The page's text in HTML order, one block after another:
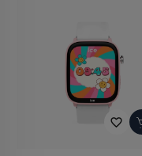
favorite_border